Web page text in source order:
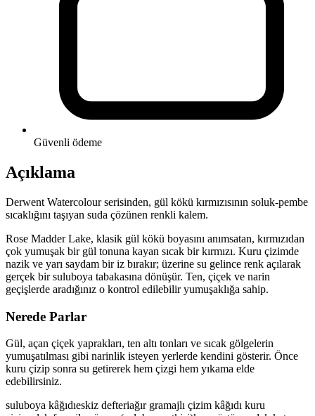
Güvenli ödeme
Açıklama
Derwent Watercolour serisinden, gül kökü kırmızısının soluk-pembe
sıcaklığını taşıyan suda çözünen renkli kalem.
Rose Madder Lake, klasik gül kökü boyasını anımsatan, kırmızıdan
çok yumuşak bir gül tonuna kayan sıcak bir kırmızı. Kuru çizimde
nazik ve yarı saydam bir iz bırakır; üzerine su gelince renk açılarak
gerçek bir suluboya tabakasına dönüşür. Ten, çiçek ve narin
geçişlerde aradığınız o kontrol edilebilir yumuşaklığa sahip.
Nerede Parlar
Gül, açan çiçek yaprakları, ten altı tonları ve sıcak gölgelerin
yumuşatılması gibi narinlik isteyen yerlerde kendini gösterir. Önce
kuru çizip sonra su getirerek hem çizgi hem yıkama elde
edebilirsiniz.
suluboya kâğıdıeskiz defteriağır gramajlı çizim kâğıdı kuru